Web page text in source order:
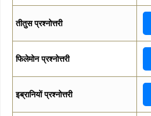
तीतुस प्रश्नोत्तरी
फिलेमोन प्रश्नोत्तरी
इब्रानियों प्रश्नोत्तरी